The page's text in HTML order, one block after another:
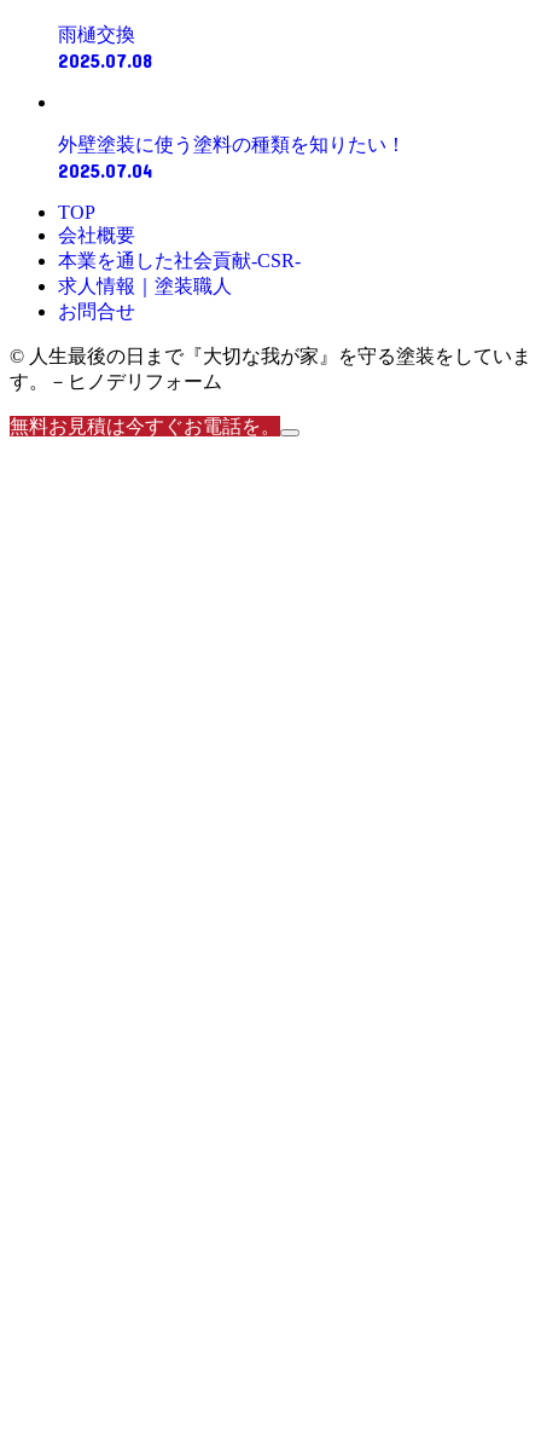
雨樋交換
2025.07.08
外壁塗装に使う塗料の種類を知りたい！
2025.07.04
TOP
会社概要
本業を通した社会貢献-CSR-
求人情報｜塗装職人
お問合せ
© 人生最後の日まで『大切な我が家』を守る塗装をしていま
す。－ヒノデリフォーム
無料お見積は今すぐお電話を。